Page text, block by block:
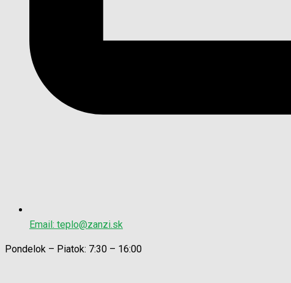
Email: teplo@zanzi.sk
Pondelok – Piatok: 7:30 – 16:00